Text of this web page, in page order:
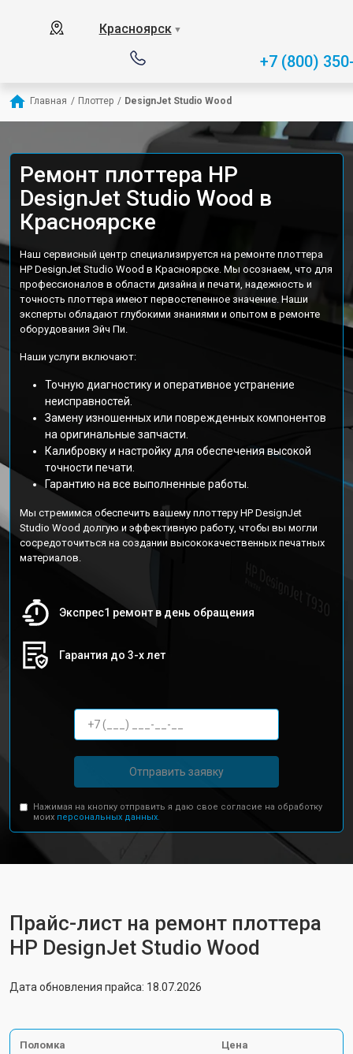
Красноярск ▼
+7 (800)
Главная / Плоттер / DesignJet Studio Wood
Ремонт плоттера HP
DesignJet Studio Wood в
Красноярске
Наш сервисный центр специализируется на ремонте плоттера
HP DesignJet Studio Wood в Красноярске. Мы осознаем, что для
профессионалов в области дизайна и печати, надежность и
точность плоттера имеют первостепенное значение. Наши
эксперты обладают глубокими знаниями и опытом в ремонте
оборудования Эйч Пи.
Наши услуги включают:
Точную диагностику и оперативное устранение
неисправностей.
Замену изношенных или поврежденных компонентов
на оригинальные запчасти.
Калибровку и настройку для обеспечения высокой
точности печати.
Гарантию на все выполненные работы.
Мы стремимся обеспечить вашему плоттеру HP DesignJet
Studio Wood долгую и эффективную работу, чтобы вы могли
сосредоточиться на создании высококачественных печатных
материалов.
Экспрес1 ремонт в день обращения
Гарантия до 3-х лет
Отправить заявку
Нажимая на кнопку отправить я даю свое согласие на обработку
моих персональных данных.
Прайс-лист на ремонт плоттера
HP DesignJet Studio Wood
Дата обновления прайса: 18.07.2026
Поломка Цена